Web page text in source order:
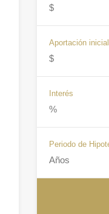
Aportación inicial
Interés
Periodo de